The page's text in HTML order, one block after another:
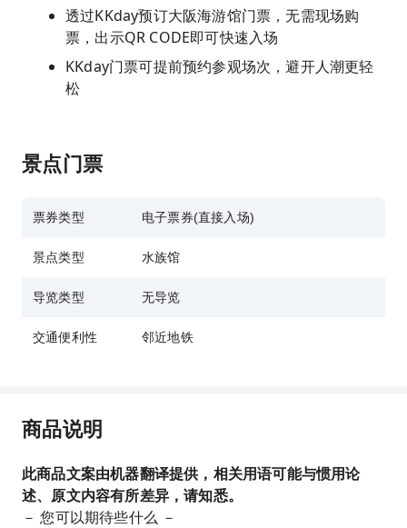
透过KKday预订大阪海游馆门票，无需现场购
票，出示QR CODE即可快速入场
KKday门票可提前预约参观场次，避开人潮更轻
松
景点门票
票券类型 电子票券(直接入场)
景点类型 水族馆
导览类型 无导览
交通便利性 邻近地铁
商品说明
此商品文案由机器翻译提供，相关用语可能与惯用论
述、原文内容有所差异，请知悉。
－ 您可以期待些什么 －